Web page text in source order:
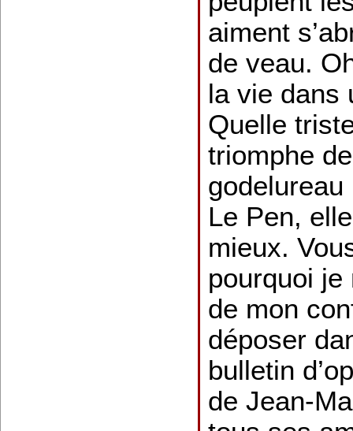
aiment
de veau.
la vie dans
Quelle
triomphe
Le Pen,
mieux.
pourquoi
de mon
déposer
bulletin
de Jean-